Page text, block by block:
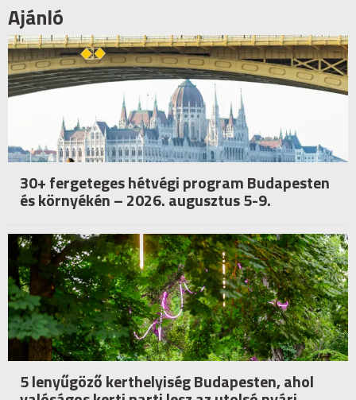
Ajánló
30+ fergeteges hétvégi program Budapesten
és környékén – 2026. augusztus 5-9.
5 lenyűgöző kerthelyiség Budapesten, ahol